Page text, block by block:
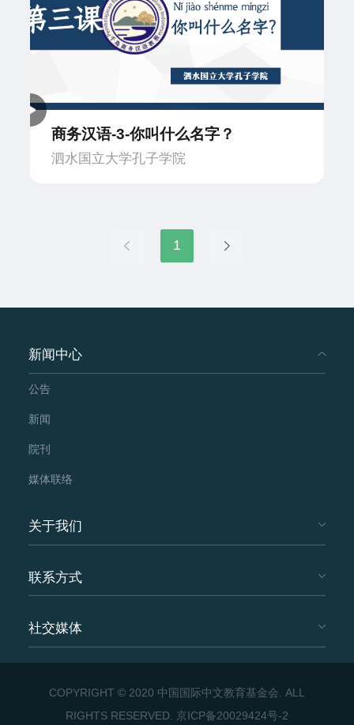
商务汉语-3-你叫什么名字？
泗水国立大学孔子学院
1
新闻中心
公告
新闻
院刊
媒体联络
关于我们
联系方式
社交媒体
COPYRIGHT © 2020 中国国际中文教育基金会. ALL
RIGHTS RESERVED. 京ICP备20029424号-2